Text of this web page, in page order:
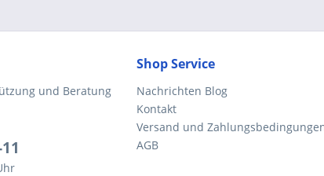
und Beratung
Shop Service
Nachrichten Blog
Kontakt
Versand und
AGB